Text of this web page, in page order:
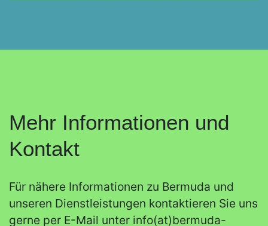
Mehr Informationen und
Kontakt
Für nähere Informationen zu Bermuda und
unseren Dienstleistungen kontaktieren Sie uns
gerne per E-Mail unter info(at)bermuda-